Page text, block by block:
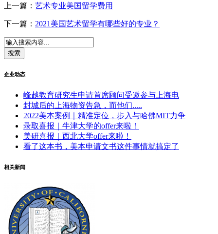
上一篇： 艺术专业美国留学费用
下一篇： 2021美国艺术留学有哪些好的专业？
企业动态
峰越教育研究生申请首席顾问受邀参与上海电
封城后的上海物资告急，而他们.....
2022美本案例｜精准定位，步入与哈佛MIT力争
录取喜报｜牛津大学的offer来啦！
美研喜报｜西北大学offer来啦！
看了这本书，美本申请文书这件事情就搞定了
相关新闻